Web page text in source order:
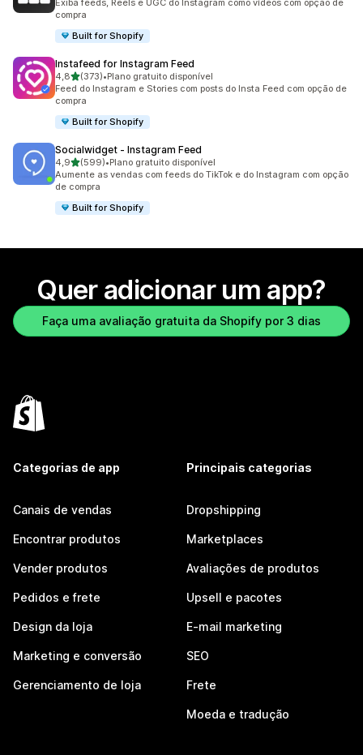
Exiba feeds, Reels e UGC do Instagram como vídeos com opção de
compra
Built for Shopify
Instafeed for Instagram Feed
4,8de 5 estrelas
(373)
373 avaliações ao todo
•Plano gratuito disponível
Feed do Instagram e Stories com posts do Insta Feed com opção de
compra
Built for Shopify
Socialwidget ‑ Instagram Feed
4,9de 5 estrelas
(599)
599 avaliações ao todo
•Plano gratuito disponível
Aumente as vendas com feeds do TikTok e do Instagram com opção
de compra
Built for Shopify
Quer adicionar um app?
Faça uma avaliação gratuita da Shopify por 3 dias
Categorias de app
Canais de vendas
Encontrar produtos
Vender produtos
Pedidos e frete
Design da loja
Marketing e conversão
Gerenciamento de loja
Principais categorias
Dropshipping
Marketplaces
Avaliações de produtos
Upsell e pacotes
E-mail marketing
SEO
Frete
Moeda e tradução